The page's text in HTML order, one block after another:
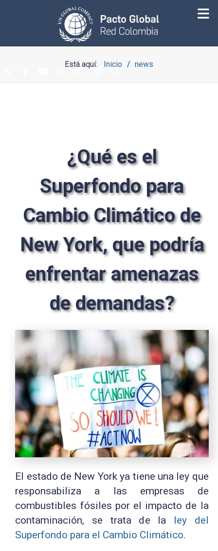
Está aquí: Inicio news
¿Qué es el
Superfondo para
Cambio Climático de
New York, que podría
enfrentar amenazas
de demandas?
El estado de New York ya tiene una ley que
responsabiliza a las empresas de
combustibles fósiles por el impacto de la
contaminación, se trata de la ley del
Superfondo para el Cambio Climático.